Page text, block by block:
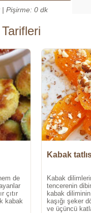
| Pişirme: 0 dk
de
çıtır
kabak
Kabak
Kabak
tencerenin
kabak
kaşığı şeker
ve üçüncü